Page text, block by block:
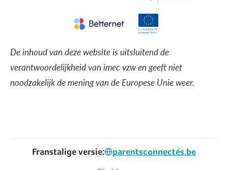
De inhoud van deze website is uitsluitend de
verantwoordelijkheid van imec vzw en geeft niet
noodzakelijk de mening van de Europese Unie weer.
Franstalige versie: parentsconnectés.be